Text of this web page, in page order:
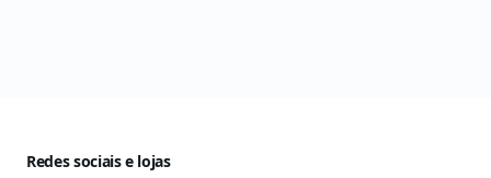
Redes sociais e lojas